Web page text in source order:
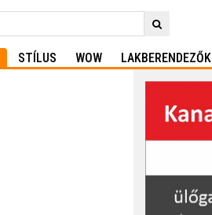
STÍLUS WOW LAKBERENDEZŐK